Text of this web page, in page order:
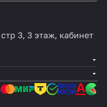
йский е
ок:
3, 3 этаж, кабинет